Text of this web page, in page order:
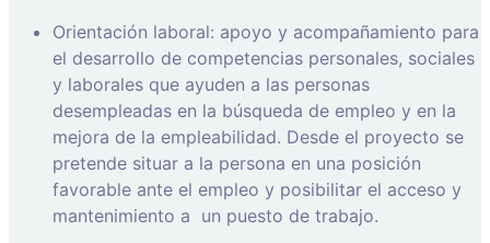
Orientación laboral: apoyo y acompañamiento para
el desarrollo de competencias personales, sociales
y laborales que ayuden a las personas
desempleadas en la búsqueda de empleo y en la
mejora de la empleabilidad. Desde el proyecto se
pretende situar a la persona en una posición
favorable ante el empleo y posibilitar el acceso y
mantenimiento a un puesto de trabajo.